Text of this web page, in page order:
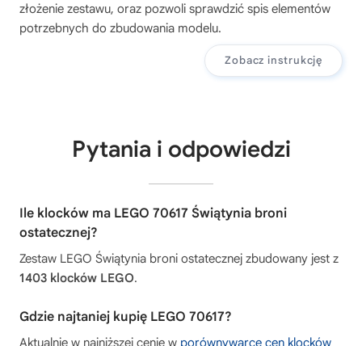
złożenie zestawu, oraz pozwoli sprawdzić spis elementów
potrzebnych do zbudowania modelu.
Zobacz instrukcję
Pytania i odpowiedzi
Ile klocków ma LEGO 70617 Świątynia broni
ostatecznej?
Zestaw LEGO Świątynia broni ostatecznej zbudowany jest z
1403 klocków LEGO.
Gdzie najtaniej kupię LEGO 70617?
Aktualnie w najniższej cenie w porównywarce cen klocków